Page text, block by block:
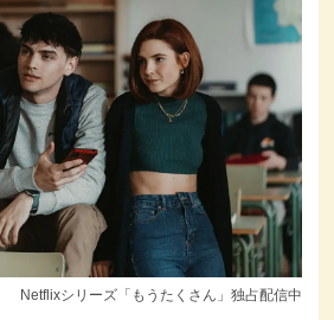
Netflixシリーズ「もうたくさん」独占配信中